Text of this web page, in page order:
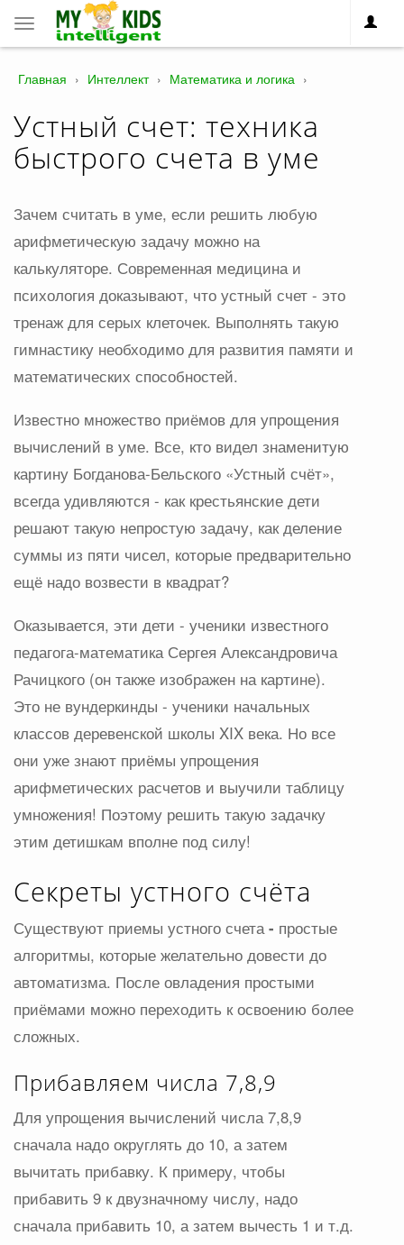
Toggle
navigation
Главная › Интеллект › Математика и логика ›
Устный счет: техника
быстрого счета в уме
Зачем считать в уме, если решить любую
арифметическую задачу можно на
калькуляторе. Современная медицина и
психология доказывают, что устный счет - это
тренаж для серых клеточек. Выполнять такую
гимнастику необходимо для развития памяти и
математических способностей.
Известно множество приёмов для упрощения
вычислений в уме. Все, кто видел знаменитую
картину Богданова-Бельского «Устный счёт»,
всегда удивляются - как крестьянские дети
решают такую непростую задачу, как деление
суммы из пяти чисел, которые предварительно
ещё надо возвести в квадрат?
Оказывается, эти дети - ученики известного
педагога-математика Сергея Александровича
Рачицкого (он также изображен на картине).
Это не вундеркинды - ученики начальных
классов деревенской школы XIX века. Но все
они уже знают приёмы упрощения
арифметических расчетов и выучили таблицу
умножения! Поэтому решить такую задачку
этим детишкам вполне под силу!
Секреты устного счёта
Существуют приемы устного счета- простые
алгоритмы, которые желательно довести до
автоматизма. После овладения простыми
приёмами можно переходить к освоению более
сложных.
Прибавляем числа 7,8,9
Для упрощения вычислений числа 7,8,9
сначала надо округлять до 10, а затем
вычитать прибавку. К примеру, чтобы
прибавить 9 к двузначному числу, надо
сначала прибавить 10, а затем вычесть 1 и т.д.